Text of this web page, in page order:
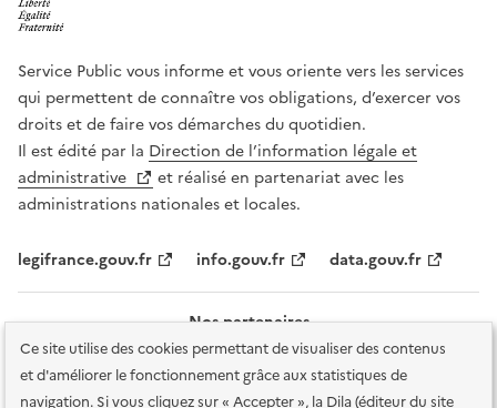
Ce site utilise des cookies permettant de visualiser des contenus
et d'améliorer le fonctionnement grâce aux statistiques de
navigation. Si vous cliquez sur « Accepter », la Dila (éditeur du site
Service Public vous informe et vous oriente vers les services
qui permettent de connaître vos obligations, d’exercer vos
droits et de faire vos démarches du quotidien.
Il est édité par la Direction de l’information légale et
administrative
et réalisé en partenariat avec les
administrations nationales et locales.
legifrance.gouv.fr info.gouv.fr data.gouv.fr
Nos partenaires